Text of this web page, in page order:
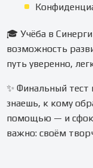
🎓 Учёба в
возможность
путь уверенно,
✨ Финальный тест
знаешь, к кому
помощью — и
важно: своём